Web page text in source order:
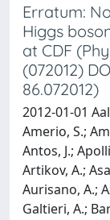
Erratum:
Higgs
at CDF
(072012)
86.072012)
2012-01-01
Amerio, S.;
Antos, J.;
Artikov, A.;
Aurisano, A.;
Galtieri, A.;